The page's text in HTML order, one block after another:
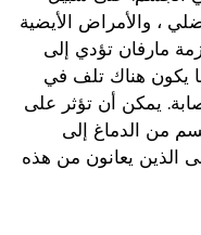
، والأمراض الأيضية
مارفان تؤدي إلى
يكون هناك تلف في
يمكن أن تؤثر على
من الدماغ إلى
الذين يعانون من هذه